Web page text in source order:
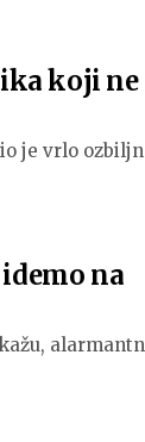
koji ne
je vrlo
idemo na